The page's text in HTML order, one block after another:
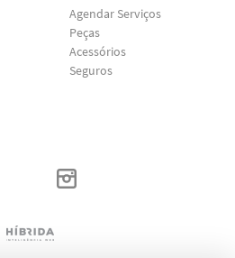
Agendar Serviços
Peças
Acessórios
Seguros